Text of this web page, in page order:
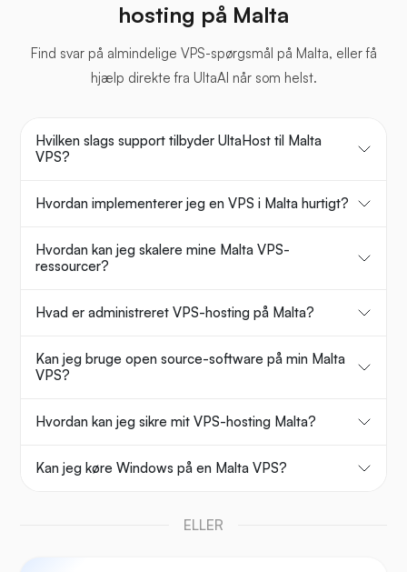
hosting på Malta
Find svar på almindelige VPS-spørgsmål på Malta, eller få
hjælp direkte fra UltaAI når som helst.
Hvilken slags support tilbyder UltaHost til Malta
VPS?
Hvordan implementerer jeg en VPS i Malta hurtigt?
Hvordan kan jeg skalere mine Malta VPS-
ressourcer?
Hvad er administreret VPS-hosting på Malta?
Kan jeg bruge open source-software på min Malta
VPS?
Hvordan kan jeg sikre mit VPS-hosting Malta?
Kan jeg køre Windows på en Malta VPS?
ELLER